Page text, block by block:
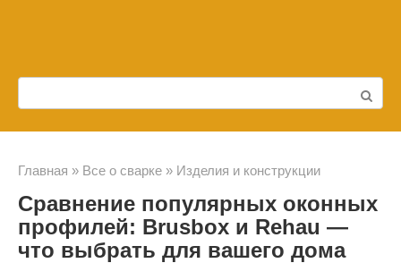
контенту
Главная » Все о сварке » Изделия и конструкции
Сравнение популярных оконных
профилей: Brusbox и Rehau —
что выбрать для вашего дома